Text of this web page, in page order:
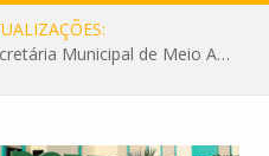
Câmara recebe palestra da Secretária Municipal de Meio Ambiente sobre as ações da “SEMANA DO MEIO AMBIENTE”